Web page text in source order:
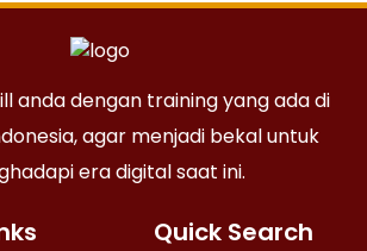
anda dengan training yang ada di
agar menjadi bekal untuk
era digital saat ini.
Quick Search